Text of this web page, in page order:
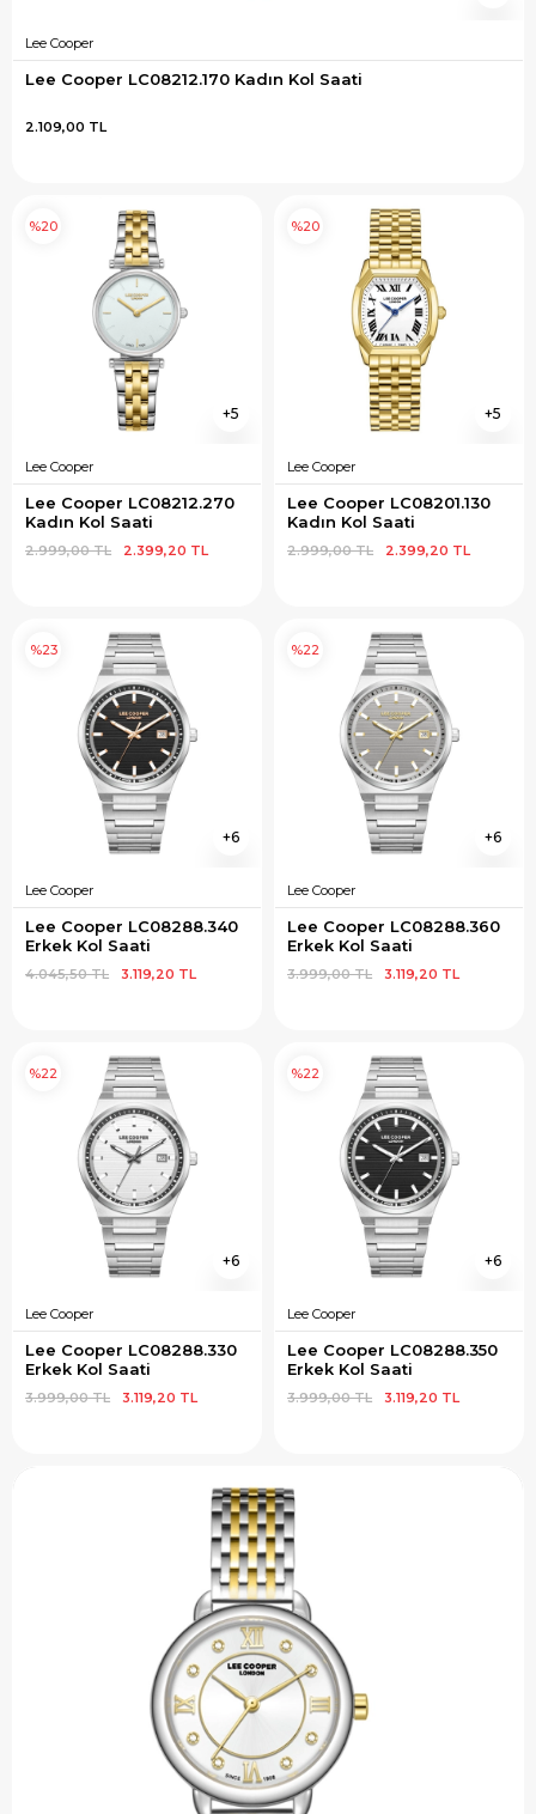
Lee Cooper
Lee Cooper LC08212.170 Kadın Kol Saati
2.109,00 TL
5
Lee Cooper
Lee Cooper LC08212.270
Kadın Kol Saati
2.399,20 TL
2.999,00 TL
%20
5
Lee Cooper
Lee Cooper LC08201.130
Kadın Kol Saati
2.399,20 TL
2.999,00 TL
%20
6
Lee Cooper
Lee Cooper LC08288.340
Erkek Kol Saati
3.119,20 TL
4.045,50 TL
%23
6
Lee Cooper
Lee Cooper LC08288.360
Erkek Kol Saati
3.119,20 TL
3.999,00 TL
%22
6
Lee Cooper
Lee Cooper LC08288.330
Erkek Kol Saati
3.119,20 TL
3.999,00 TL
%22
6
Lee Cooper
Lee Cooper LC08288.350
Erkek Kol Saati
3.119,20 TL
3.999,00 TL
%22